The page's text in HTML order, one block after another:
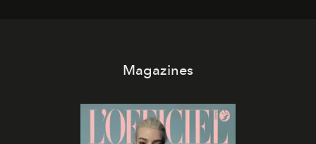
Magazines